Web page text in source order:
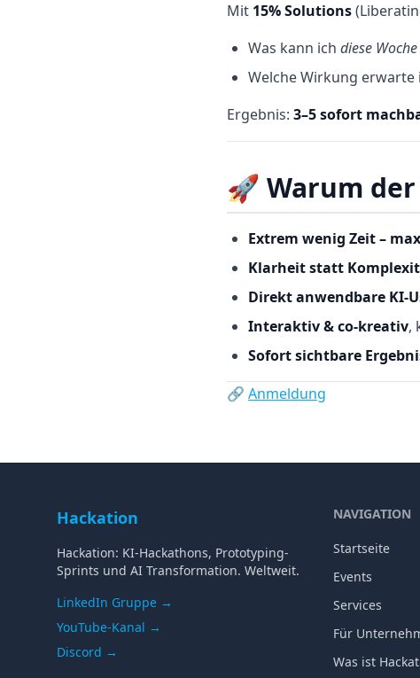
Mit 15% Solutions
Was kann ich diese Woche
Welche Wirkung erwarte
Ergebnis: 3–5 sofort
🚀 Warum
Extrem wenig Zeit –
Klarheit statt
Direkt anwendbare
Interaktiv & co‑kreativ,
Sofort sichtbare
🔗 Anmeldung
Hackation
Hackation: KI-Hackathons, Prototyping-
Sprints und AI Transformation. Weltweit.
LinkedIn Gruppe →
YouTube-Kanal →
Discord →
NAVIGATION
Startseite
Events
Services
Für
Was ist